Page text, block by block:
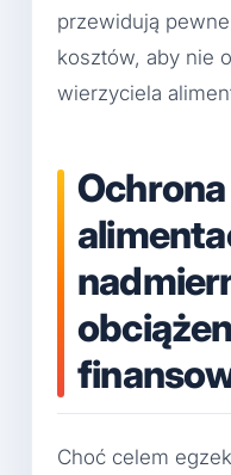
przewidują
kosztów, aby nie
wierzyciela
Ochrona
Choć celem